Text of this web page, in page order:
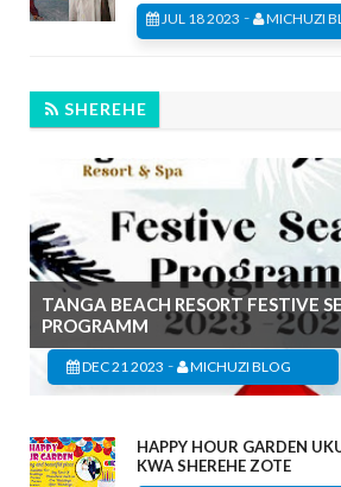
JUL 18 2023 - MICHUZI
SHEREHE
TANGA BEACH RESORT FESTIVE
PROGRAMM
DEC 21 2023 - MICHUZI BLOG
HAPPY HOUR GARDEN
KWA SHEREHE ZOTE